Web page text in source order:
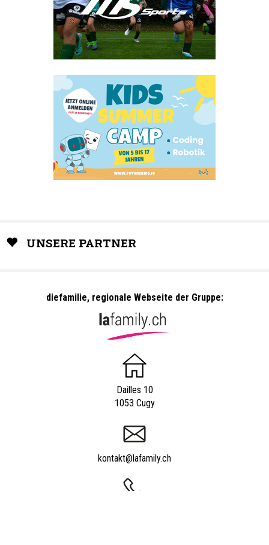
UNSERE PARTNER
diefamilie, regionale Webseite der Gruppe:
Dailles 10
1053 Cugy
kontakt@lafamily.ch